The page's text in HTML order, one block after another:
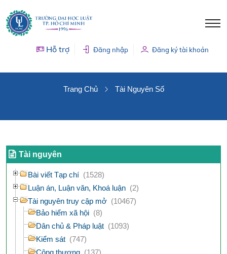
Hỗ trợ Đăng nhập Đăng ký tài khoản
Trang Chủ Tài Nguyên Số
Tài nguyên
Bài viết Tạp chí (1528)
Luận án, Luận văn, Khoá luận (2)
Tài nguyên truy cập mở (10467)
Bảo hiểm xã hội (8)
Dân chủ & Pháp luật (1093)
Kiểm sát (747)
Công thương (137)